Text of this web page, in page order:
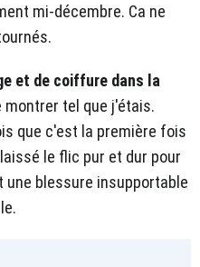
mi-décembre. Ca ne
et de coiffure dans la
montrer tel que j'étais.
que c'est la première fois
le flic pur et dur pour
blessure insupportable